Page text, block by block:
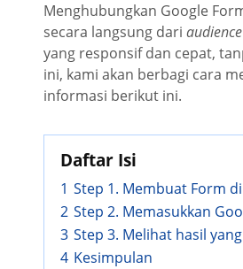
Menghubungkan Google
secara langsung dari audience
yang responsif dan cepat,
ini, kami akan berbagi cara
informasi berikut ini.
Daftar Isi
1 Step 1. Membuat Form
2 Step 2. Memasukkan
3 Step 3. Melihat hasil
4 Kesimpulan